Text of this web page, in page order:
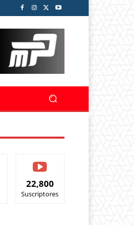
22,800
Suscriptores